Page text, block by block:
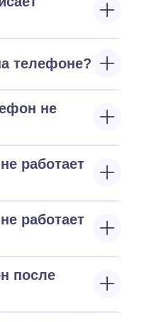
телефоне?
не
работает
работает
после